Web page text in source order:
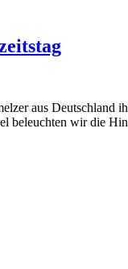
aus Deutschland
beleuchten wir die